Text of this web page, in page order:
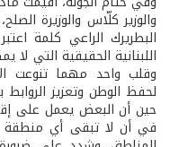
والوزير كلّاس والوزيرة
البطريرك الراعي كلمة
اللبنانية الحقيقية التي
وقلب واحد مهما تنوعت
لحفظ الوطن وتعزيز
حين أن البعض يعمل على
في أن لا تبقى أي منطقة